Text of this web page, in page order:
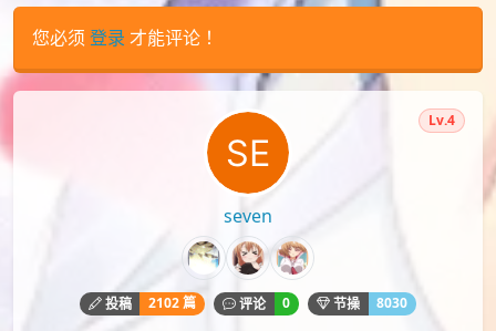
您必须 登录 才能评论！
seven
Lv.4
投稿 2102 篇 评论 0 节操 8030